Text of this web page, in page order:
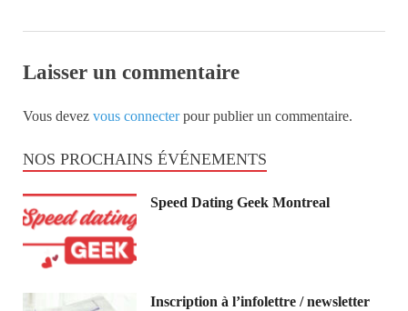
Laisser un commentaire
Vous devez vous connecterpour publier un commentaire.
NOS PROCHAINS ÉVÉNEMENTS
Speed Dating Geek Montreal
Inscription à l’infolettre / newsletter